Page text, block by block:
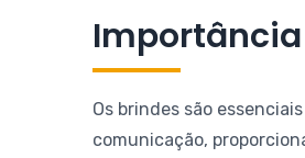
Os brindes são
comunicação,